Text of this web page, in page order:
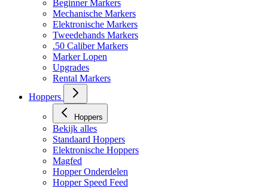
Bekijk alles
Beginner Markers
Mechanische Markers
Elektronische Markers
Tweedehands Markers
.50 Caliber Markers
Marker Lopen
Upgrades
Rental Markers
Hoppers
Hoppers
Bekijk alles
Standaard Hoppers
Elektronische Hoppers
Magfed
Hopper Onderdelen